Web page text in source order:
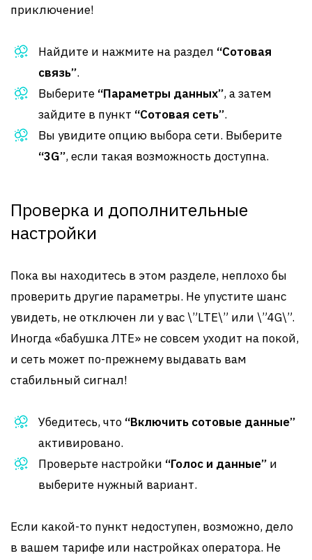
приключение!
Найдите и нажмите на раздел “Сотовая
связь”.
Выберите “Параметры данных”, а затем
зайдите в пункт “Сотовая сеть”.
Вы увидите опцию выбора сети. Выберите
“3G”, если такая возможность доступна.
Проверка и дополнительные
настройки
Пока вы находитесь в этом разделе, неплохо бы
проверить другие параметры. Не упустите шанс
увидеть, не отключен ли у вас \”LTE\” или \”4G\”.
Иногда «бабушка ЛТЕ» не совсем уходит на покой,
и сеть может по-прежнему выдавать вам
стабильный сигнал!
Убедитесь, что “Включить сотовые данные”
активировано.
Проверьте настройки “Голос и данные” и
выберите нужный вариант.
Если какой-то пункт недоступен, возможно, дело
в вашем тарифе или настройках оператора. Не